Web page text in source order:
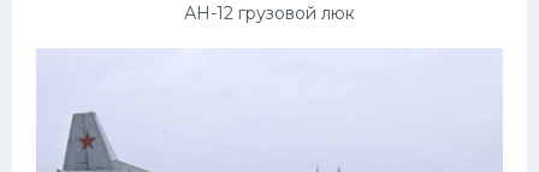
АН-12 грузовой люк
Лимузины
Камаз